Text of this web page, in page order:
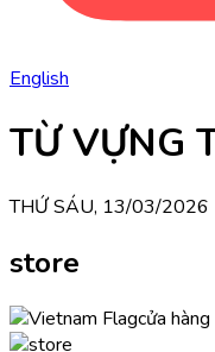
English
TỪ VỰNG
THỨ SÁU, 13/03/2026
store
cửa hàng